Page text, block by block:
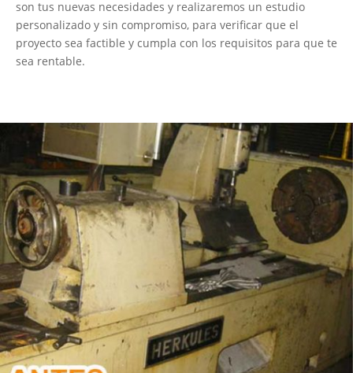
son tus nuevas necesidades y realizaremos un estudio
personalizado y sin compromiso, para verificar que el
proyecto sea factible y cumpla con los requisitos para que te
sea rentable.